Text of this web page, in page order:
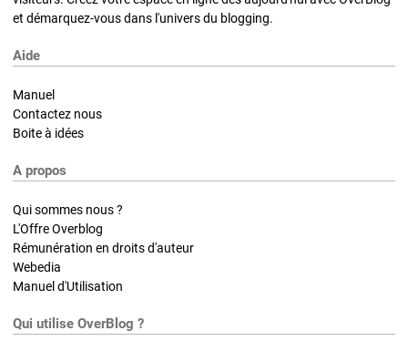
et démarquez-vous dans l'univers du blogging.
Aide
Manuel
Contactez nous
Boite à idées
A propos
Qui sommes nous ?
L'Offre Overblog
Rémunération en droits d'auteur
Webedia
Manuel d'Utilisation
Qui utilise OverBlog ?